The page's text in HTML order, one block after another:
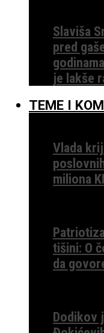
Slaviša
pred
je lakše
TEME I
Vlada
miliona
tišini: O
da
Dodikov